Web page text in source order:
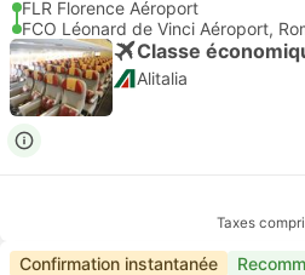
FLR Florence Aéroport
FCO Léonard de Vinci Aéroport,
Classe
Alitalia
Taxes
Confirmation instantanée